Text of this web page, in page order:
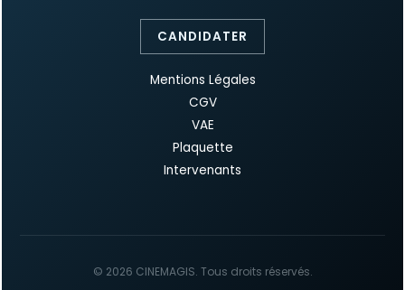
CANDIDATER
Mentions Légales
CGV
VAE
Plaquette
Intervenants
© 2026 CINEMAGIS. Tous droits réservés.